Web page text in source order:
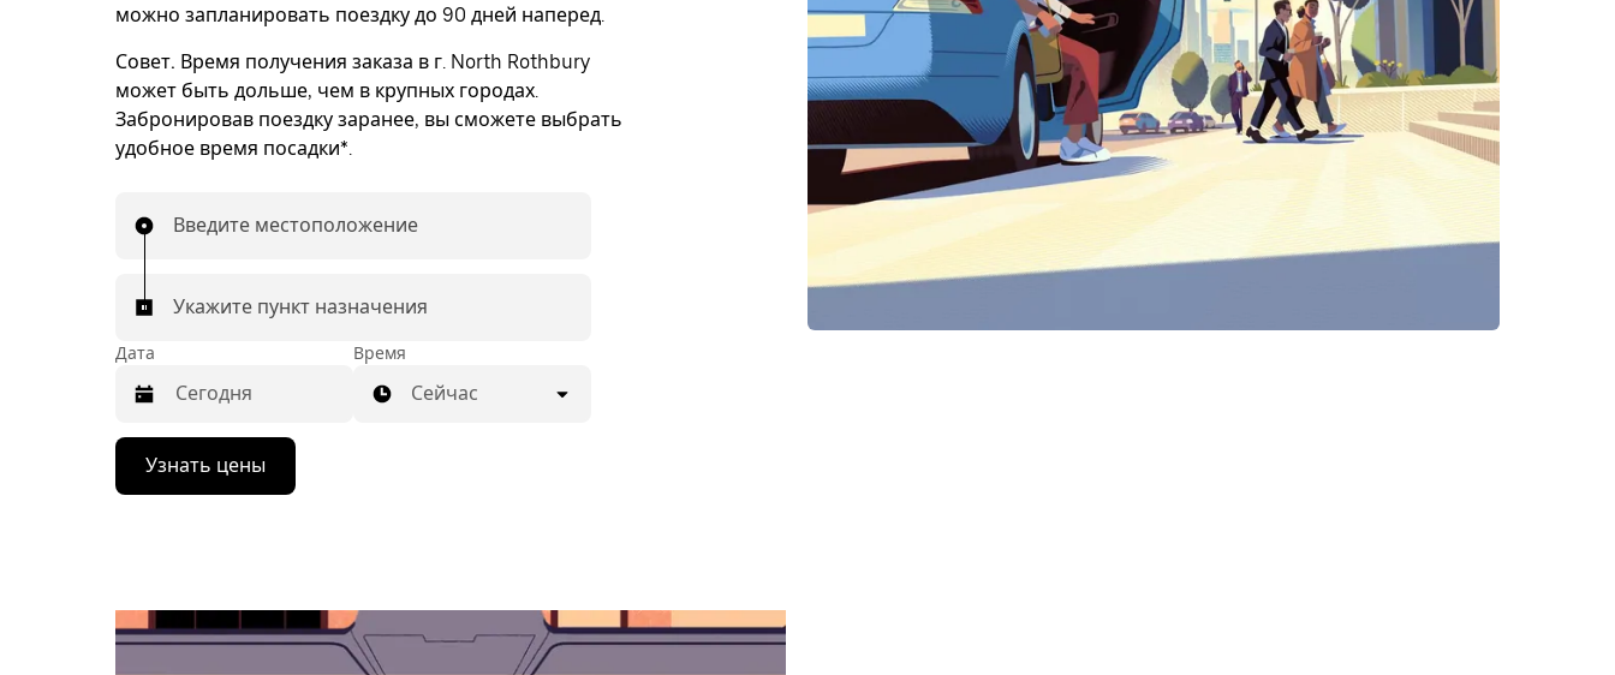
можно запланировать поездку до 90 дней наперед.
Совет. Время получения заказа в г. North Rothbury
может быть дольше, чем в крупных городах.
Забронировав поездку заранее, вы сможете выбрать
удобное время посадки*.
Введите местоположение
Укажите пункт назначения
Дата
Нажмите
стрелку
вниз,
выбрать
дату.
Время
Сейчас
Узнать цены